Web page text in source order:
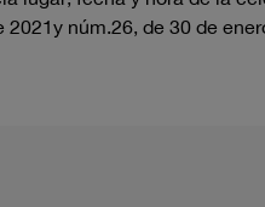
núm.26, de 30 de